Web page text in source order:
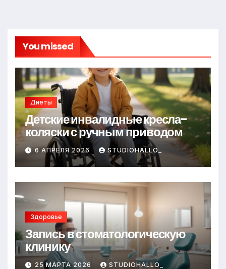
You missed
Диеты
Детские инвалидные кресла-
коляски с ручным приводом
6 АПРЕЛЯ 2026 STUDIOHALLO_
Здоровье
Запись в стоматологическую
клинику
25 МАРТА 2026 STUDIOHALLO_